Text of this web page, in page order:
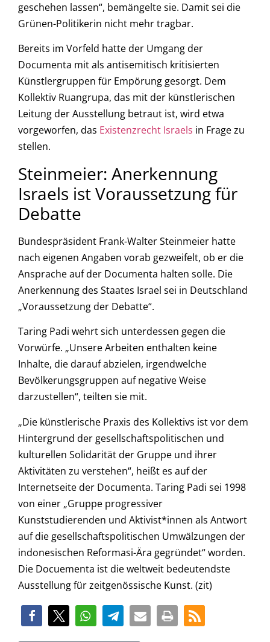
geschehen lassen“, bemängelte sie. Damit sei die
Grünen-Politikerin nicht mehr tragbar.
Bereits im Vorfeld hatte der Umgang der
Documenta mit als antisemitisch kritisierten
Künstlergruppen für Empörung gesorgt. Dem
Kollektiv Ruangrupa, das mit der künstlerischen
Leitung der Ausstellung betraut ist, wird etwa
vorgeworfen, das Existenzrecht Israels in Frage zu
stellen.
Steinmeier: Anerkennung
Israels ist Voraussetzung für
Debatte
Bundespräsident Frank-Walter Steinmeier hatte
nach eigenen Angaben vorab gezweifelt, ob er die
Ansprache auf der Documenta halten solle. Die
Anerkennung des Staates Israel sei in Deutschland
„Voraussetzung der Debatte“.
Taring Padi wehrt sich unterdessen gegen die
Vorwürfe. „Unsere Arbeiten enthalten keine
Inhalte, die darauf abzielen, irgendwelche
Bevölkerungsgruppen auf negative Weise
darzustellen“, teilten sie mit.
„Die künstlerische Praxis des Kollektivs ist vor dem
Hintergrund der gesellschaftspolitischen und
kulturellen Solidarität der Gruppe und ihrer
Aktivitäten zu verstehen“, heißt es auf der
Internetseite der Documenta. Taring Padi sei 1998
von einer „Gruppe progressiver
Kunststudierenden und Aktivist*innen als Antwort
auf die gesellschaftspolitischen Umwälzungen der
indonesischen Reformasi-Ära gegründet“ worden.
Die Docuementa ist die weltweit bedeutendste
Ausstellung für zeitgenössische Kunst. (zit)